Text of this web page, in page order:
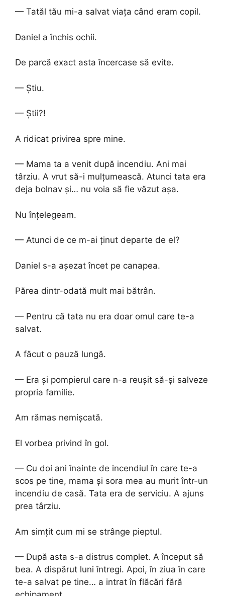
— Tatăl tău mi-a salvat viața când eram copil.
Daniel a închis ochii.
De parcă exact asta încercase să evite.
— Știu.
— Știi?!
A ridicat privirea spre mine.
— Mama ta a venit după incendiu. Ani mai
târziu. A vrut să-i mulțumească. Atunci tata era
deja bolnav și… nu voia să fie văzut așa.
Nu înțelegeam.
— Atunci de ce m-ai ținut departe de el?
Daniel s-a așezat încet pe canapea.
Părea dintr-odată mult mai bătrân.
— Pentru că tata nu era doar omul care te-a
salvat.
A făcut o pauză lungă.
— Era și pompierul care n-a reușit să-și salveze
propria familie.
Am rămas nemișcată.
El vorbea privind în gol.
— Cu doi ani înainte de incendiul în care te-a
scos pe tine, mama și sora mea au murit într-un
incendiu de casă. Tata era de serviciu. A ajuns
prea târziu.
Am simțit cum mi se strânge pieptul.
— După asta s-a distrus complet. A început să
bea. A dispărut luni întregi. Apoi, în ziua în care
te-a salvat pe tine… a intrat în flăcări fără